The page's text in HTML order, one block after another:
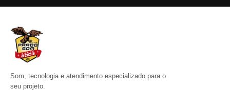
Som, tecnologia e atendimento especializado para o
seu projeto.